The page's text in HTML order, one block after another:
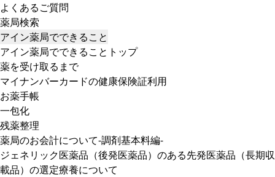
よくあるご質問
薬局検索
アイン薬局でできること
アイン薬局でできることトップ
薬を受け取るまで
マイナンバーカードの健康保険証利用
お薬手帳
一包化
残薬整理
薬局のお会計について-調剤基本料編-
ジェネリック医薬品（後発医薬品）のある先発医薬品（長期収
載品）の選定療養について